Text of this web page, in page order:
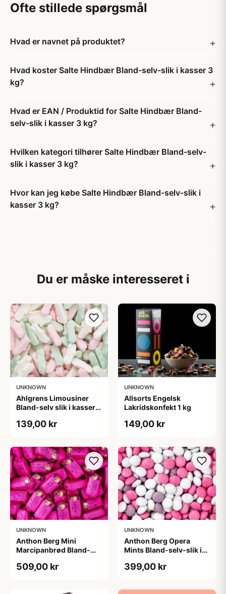
Ofte stillede spørgsmål
Hvad er navnet på produktet?
Hvad koster Salte Hindbær Bland-selv-slik i kasser 3
kg?
Hvad er EAN / Produktid for Salte Hindbær Bland-
selv-slik i kasser 3 kg?
Hvilken kategori tilhører Salte Hindbær Bland-selv-
slik i kasser 3 kg?
Hvor kan jeg købe Salte Hindbær Bland-selv-slik i
kasser 3 kg?
Du er måske interesseret i
UNKNOWN
Ahlgrens Limousiner
Bland-selv slik i kasser 1
139,00 kr
UNKNOWN
Allsorts Engelsk
Lakridskonfekt 1 kg
149,00 kr
UNKNOWN
Anthon Berg Mini
Marcipanbrød Bland-
509,00 kr
UNKNOWN
Anthon Berg Opera
Mints Bland-selv-slik i
399,00 kr